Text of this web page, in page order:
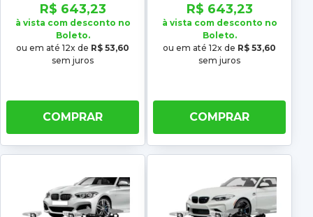
2017 2018 F20 F21 Low
Metal
R$ 643,23
à vista com desconto no
Boleto.
ou em até 12x de R$ 53,60
sem juros
COMPRAR
2018 Touring F30 F31 Low
Metal
R$ 643,23
à vista com desconto no
Boleto.
ou em até 12x de R$ 53,60
sem juros
COMPRAR